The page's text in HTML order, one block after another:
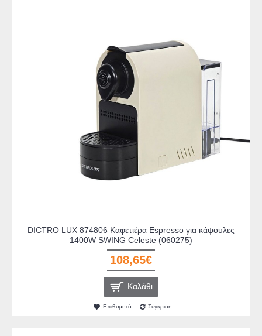
DICTRO LUX 874806 Καφετιέρα Espresso για κάψουλες
1400W SWING Celeste (060275)
108,65€
Καλάθι
Επιθυμητό Σύγκριση